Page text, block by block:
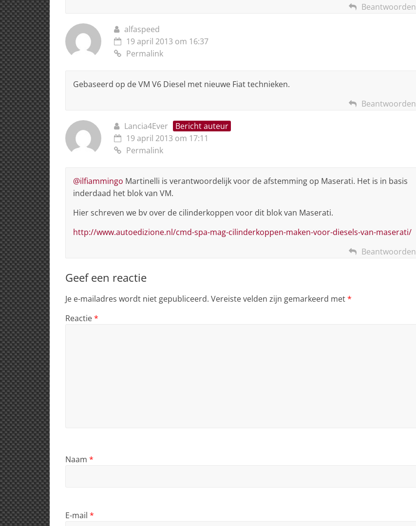
Beantwoorden
alfaspeed
19 april 2013 om 16:37
Permalink
Gebaseerd op de VM V6 Diesel met nieuwe Fiat technieken.
Beantwoorden
Lancia4Ever
Bericht auteur
19 april 2013 om 17:11
Permalink
@ilfiammingo Martinelli is verantwoordelijk voor de afstemming op Maserati. Het is in basis
inderdaad het blok van VM.
Hier schreven we bv over de cilinderkoppen voor dit blok van Maserati.
http://www.autoedizione.nl/cmd-spa-mag-cilinderkoppen-maken-voor-diesels-van-maserati/
Beantwoorden
Geef een reactie
Je e-mailadres wordt niet gepubliceerd. Vereiste velden zijn gemarkeerd met*
Reactie*
Naam *
E-mail *